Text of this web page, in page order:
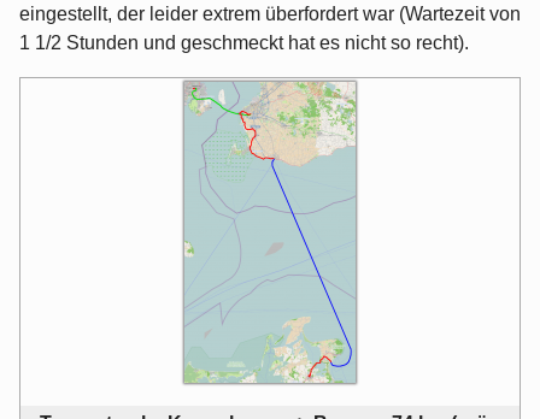
eingestellt, der leider extrem überfordert war (Wartezeit von
1 1/2 Stunden und geschmeckt hat es nicht so recht).